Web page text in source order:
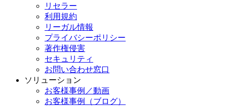
リセラー
利用規約
リーガル情報
プライバシーポリシー
著作権侵害
セキュリティ
お問い合わせ窓口
ソリューション
お客様事例／動画
お客様事例（ブログ）